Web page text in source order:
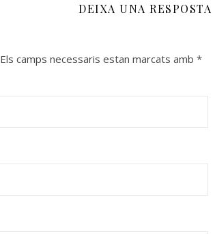
DEIXA UNA RESPOSTA
Els camps necessaris estan marcats amb *